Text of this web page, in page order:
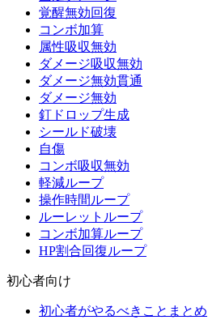
覚醒無効回復
コンボ加算
属性吸収無効
ダメージ吸収無効
ダメージ無効貫通
ダメージ無効
釘ドロップ生成
シールド破壊
自傷
コンボ吸収無効
軽減ループ
操作時間ループ
ルーレットループ
コンボ加算ループ
HP割合回復ループ
初心者向け
初心者がやるべきことまとめ